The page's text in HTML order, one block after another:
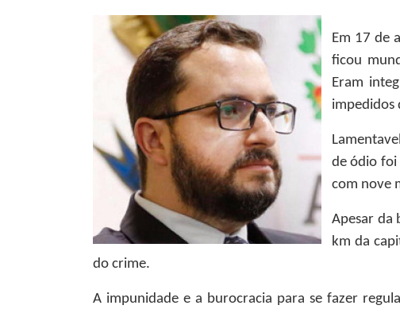
Em 17 de
ficou
Eram
impedidos
de ódio foi
com nove
Apesar da
km da
do crime.
A impunidade e a burocracia para se fazer